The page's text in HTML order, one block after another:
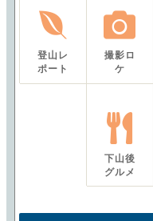
登山レ
ポート
撮影ロ
ケ
下山後
グルメ